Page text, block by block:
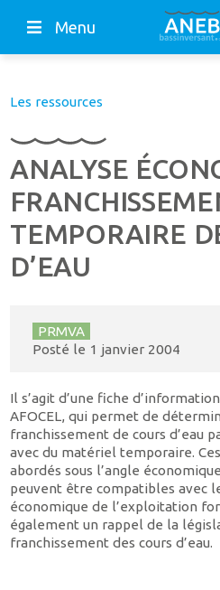
Menu
Les ressources
ANALYSE
TEMPORAIRE
D’EAU
PRMVA
Posté le 1 janvier 2004
Il s’agit d’une fiche
AFOCEL, qui permet de
franchissement de cours d’eau
avec du matériel temporaire.
abordés sous l’angle
peuvent être compatibles avec
économique de l’exploitation
également un rappel de la
franchissement des cours d’eau.